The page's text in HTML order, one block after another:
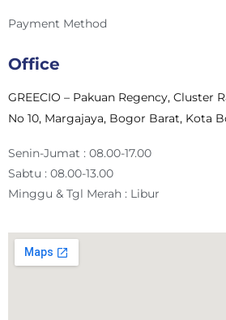
Payment Method
Office
GREECIO – Pakuan Regency, Cluster
No 10, Margajaya, Bogor Barat, Kota
Senin-Jumat : 08.00-17.00
Sabtu : 08.00-13.00
Minggu & Tgl Merah : Libur